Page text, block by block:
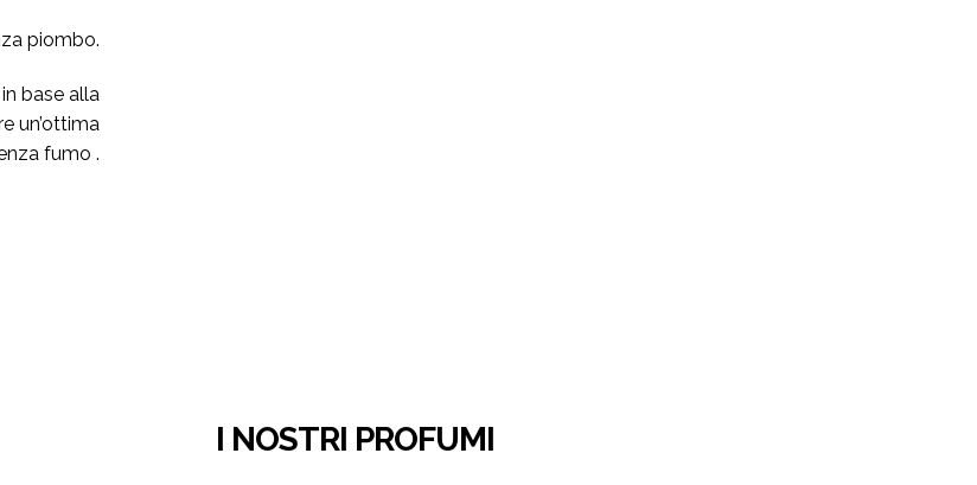
piombo.
base alla
un’ottima
fumo .
I NOSTRI PROFUMI